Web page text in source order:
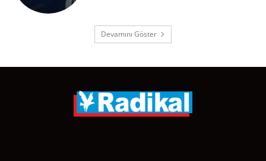
Devamını Göster